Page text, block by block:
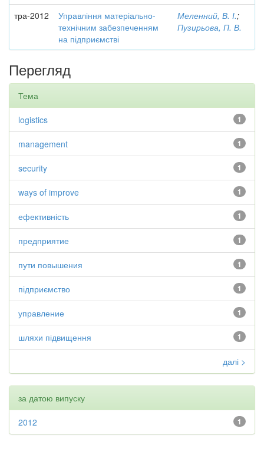
тра-2012
Управління матеріально-
технічним забезпеченням
на підприємстві
Меленний, В. І.;
Пузирьова, П. В.
Перегляд
Тема
1
logistics
1
management
1
security
1
ways of improve
1
ефективність
1
предприятие
1
пути повышения
1
підприємство
1
управление
1
шляхи підвищення
далі >
за датою випуску
1
2012